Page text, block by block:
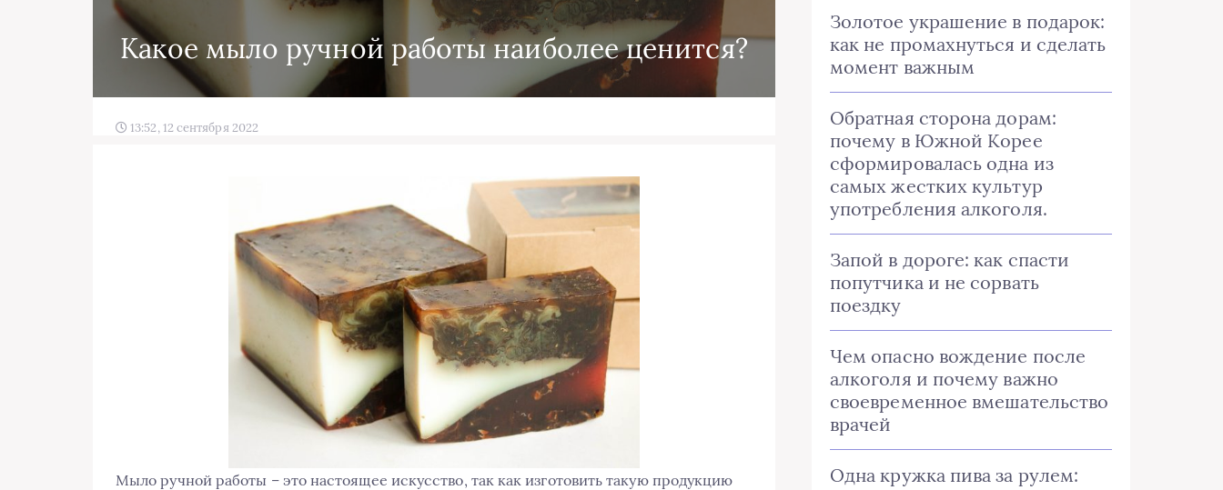
Какое мыло ручной работы наиболее ценится?
13:52, 12 сентября 2022
Мыло ручной работы – это настоящее искусство, так как изготовить такую продукцию
Золотое украшение в подарок:
как не промахнуться и сделать
момент важным
Обратная сторона дорам:
почему в Южной Корее
сформировалась одна из
самых жестких культур
употребления алкоголя.
Запой в дороге: как спасти
попутчика и не сорвать
поездку
Чем опасно вождение после
алкоголя и почему важно
своевременное вмешательство
врачей
Одна кружка пива за рулем: